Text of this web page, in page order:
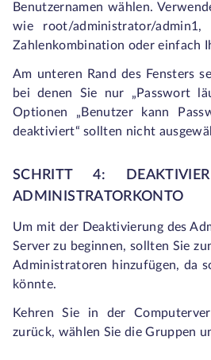
Benutzernamen wählen.
wie root/administrator/
Zahlenkombination oder einfach
Am unteren Rand des Fensters
bei denen Sie nur „Passwort
Optionen „Benutzer kann
deaktiviert“ sollten nicht
SCHRITT 4:
ADMINISTRATORKONTO
Um mit der Deaktivierung des
Server zu beginnen, sollten Sie
Administratoren hinzufügen, da
könnte.
Kehren Sie in der
zurück, wählen Sie die Gruppen